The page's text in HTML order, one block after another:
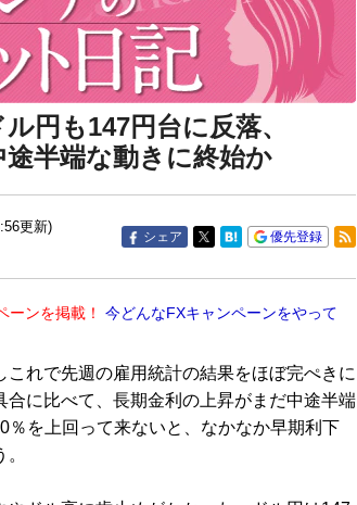
円も147円台に反落、
半端な動きに終始か
更新)
シェア 優先登録
ーンを掲載！
今どんなFXキャンペーンをやって
れで先週の雇用統計の結果をほぼ完ぺきに
に比べて、長期金利の上昇がまだ中途半端
を上回って来ないと、なかなか早期利下